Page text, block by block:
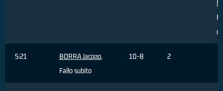
5:21 BORRA Jacopo,
Fallo subito
10-8 2